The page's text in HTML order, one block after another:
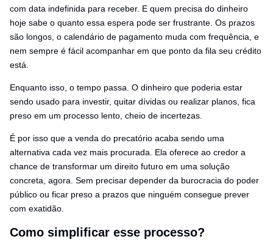
com data indefinida para receber. E quem precisa do dinheiro
hoje sabe o quanto essa espera pode ser frustrante. Os prazos
são longos, o calendário de pagamento muda com frequência, e
nem sempre é fácil acompanhar em que ponto da fila seu crédito
está.
Enquanto isso, o tempo passa. O dinheiro que poderia estar
sendo usado para investir, quitar dívidas ou realizar planos, fica
preso em um processo lento, cheio de incertezas.
É por isso que a venda do precatório acaba sendo uma
alternativa cada vez mais procurada. Ela oferece ao credor a
chance de transformar um direito futuro em uma solução
concreta, agora. Sem precisar depender da burocracia do poder
público ou ficar preso a prazos que ninguém consegue prever
com exatidão.
Como simplificar esse processo?